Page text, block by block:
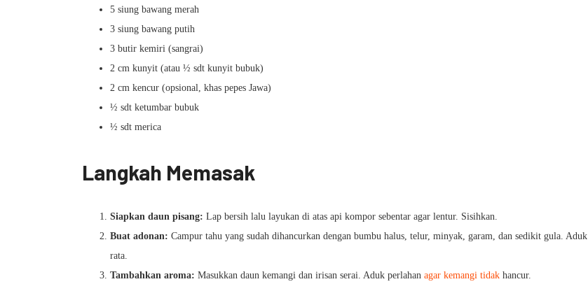
5 siung bawang merah
3 siung bawang putih
3 butir kemiri (sangrai)
2 cm kunyit (atau ½ sdt kunyit bubuk)
2 cm kencur (opsional, khas pepes Jawa)
½ sdt ketumbar bubuk
½ sdt merica
Langkah Memasak
Siapkan daun pisang: Lap bersih lalu layukan di atas api kompor sebentar agar lentur. Sisihkan.
Buat adonan: Campur tahu yang sudah dihancurkan dengan bumbu halus, telur, minyak, garam, dan sedikit gula. Aduk
rata.
Tambahkan aroma: Masukkan daun kemangi dan irisan serai. Aduk perlahan agar kemangi tidak hancur.